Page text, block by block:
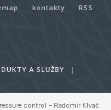
kontakty RSS
A SLUŽBY
|
control – Radomír Klvač